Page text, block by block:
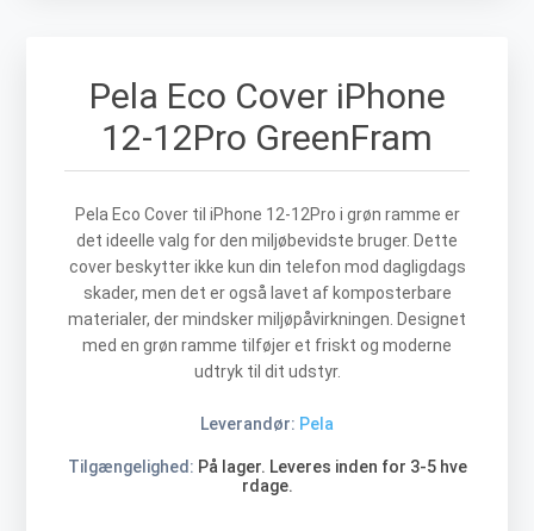
Pela Eco Cover iPhone
12-12Pro GreenFram
Pela Eco Cover til iPhone 12-12Pro i grøn ramme er
det ideelle valg for den miljøbevidste bruger. Dette
cover beskytter ikke kun din telefon mod dagligdags
skader, men det er også lavet af komposterbare
materialer, der mindsker miljøpåvirkningen. Designet
med en grøn ramme tilføjer et friskt og moderne
udtryk til dit udstyr.
Leverandør: Pela
Tilgængelighed: På lager. Leveres inden for 3-5 hve
rdage.